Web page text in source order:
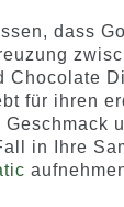
dass
Chocolate
für ihren
in Ihre